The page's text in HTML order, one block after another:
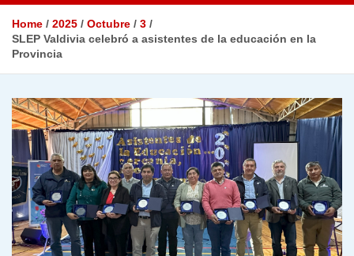
Home 2025 Octubre
3
SLEP Valdivia celebró a asistentes de la educación en la
Provincia